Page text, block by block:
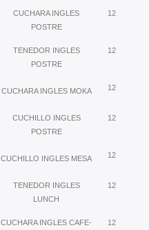
CUCHARA INGLES
POSTRE
12
TENEDOR INGLES
POSTRE
12
CUCHARA INGLES MOKA 12
CUCHILLO INGLES
POSTRE
12
CUCHILLO INGLES MESA 12
TENEDOR INGLES
LUNCH
12
CUCHARA INGLES CAFE-
12